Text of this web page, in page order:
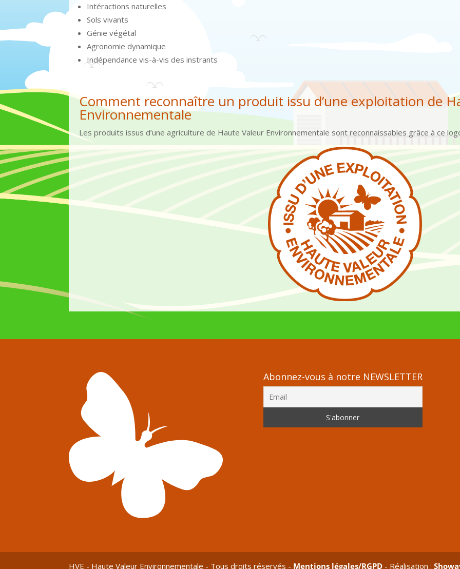
Intéractions naturelles
Sols vivants
Génie végétal
Agronomie dynamique
Indépendance vis-à-vis des instrants
Comment reconnaître un produit issu d’une exploitation de
Environnementale
Les produits issus d’une agriculture de Haute Valeur Environnementale sont reconnaissables grâce à ce
Abonnez-vous à notre NEWSLETTER
HVE - Haute Valeur Environnementale - Tous droits réservés - Mentions légales/RGPD - Réalisation :